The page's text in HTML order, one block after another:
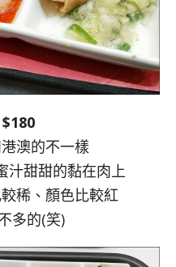
澳的不一樣
汁甜甜的黏在肉上
稀、顏色比較紅
多的(笑)